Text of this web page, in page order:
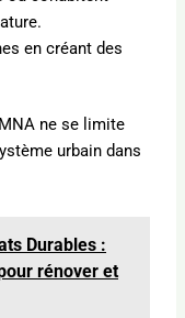
en créant des
ne se limite
urbain dans
Durables :
rénover et